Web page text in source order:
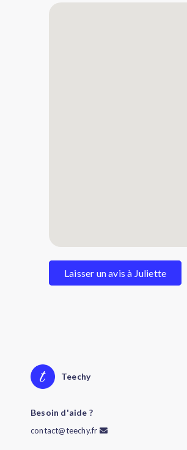
Laisser un avis à Juliette
Teechy
Besoin d'aide ?
contact@teechy.fr